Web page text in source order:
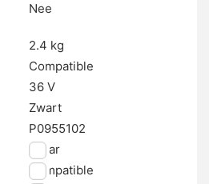
Nee
2.4 kg
Compatible
36 V
Zwart
P0955102
2 jaar
Compatible